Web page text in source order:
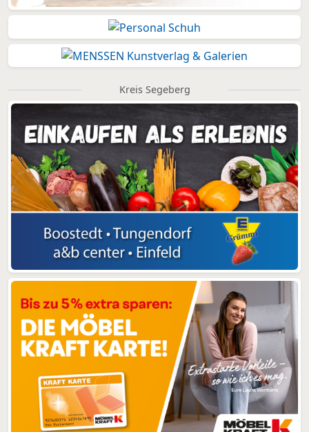
Kreis Segeberg